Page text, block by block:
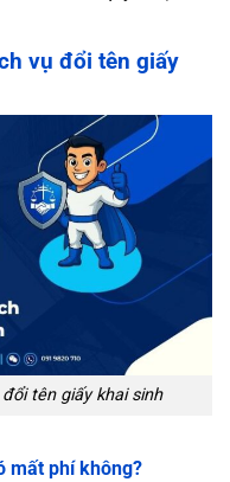
vụ đổi tên giấy
tên giấy khai sinh
mất phí không?